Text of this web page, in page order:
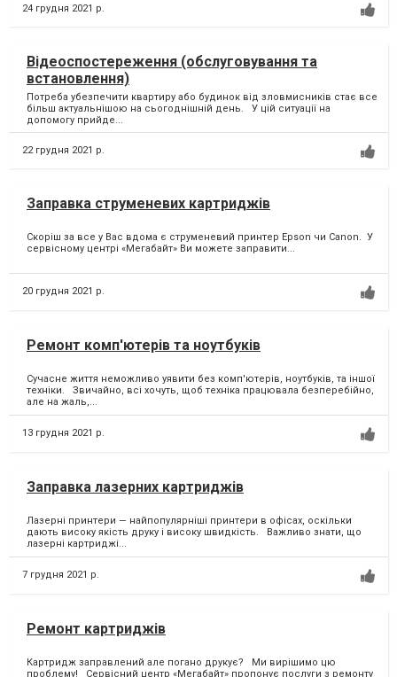
24 грудня 2021 р.
Відеоспостереження (обслуговування та
встановлення)
Потреба убезпечити квартиру або будинок від зловмисників стає все
більш актуальнішою на сьогоднішній день. У цій ситуації на
допомогу прийде...
22 грудня 2021 р.
Заправка струменевих картриджів
Скоріш за все у Вас вдома є струменевий принтер Epson чи Canon. ⁣ У
сервісному центрі «Мегабайт» Ви можете заправити...
20 грудня 2021 р.
Ремонт комп'ютерів та ноутбуків
Сучасне життя неможливо уявити без комп'ютерів, ноутбуків, та іншої
техніки. Звичайно, всі хочуть, щоб техніка працювала безперебійно,
але на жаль,...
13 грудня 2021 р.
Заправка лазерних картриджів
Лазерні принтери — найпопулярніші принтери в офісах, оскільки
дають високу якість друку і високу швидкість. Важливо знати, що
лазерні картриджі...
7 грудня 2021 р.
Ремонт картриджів
Картридж заправлений але погано друкує? Ми вирішимо цю
проблему! Сервісний центр «Мегабайт» пропонує послуги з ремонту